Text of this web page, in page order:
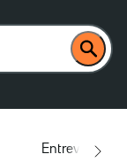
Entrevistes